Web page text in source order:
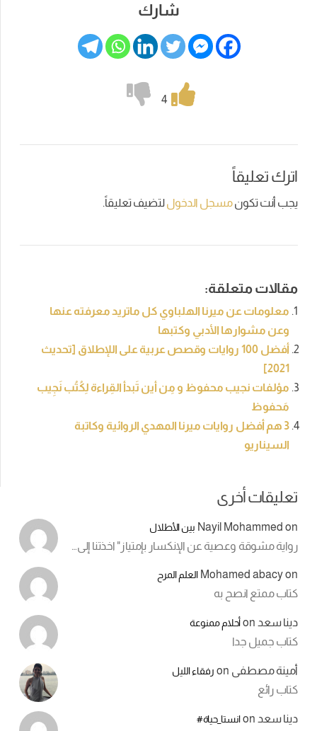
شارك
4
اترك تعليقاً
يجب أنت تكونمسجل الدخوللتضيف تعليقاً.
مقالات متعلقة:
معلومات عن ميرنا الهلباوي كل ماتريد معرفته عنها
وعن مشوارها الأدبي وكتبها
أفضل 100 روايات وقصص عربية على اللإطلاق [تحديث
2021]
مؤلفات نجيب محفوظ و مِن أين تَبدأ القِراءة لِكُتُب نَجِيب
مَحفوظ
3 هم أفضل روايات ميرنا المهدي الروائية وكاتبة
السيناريو
تعليقات أخرى
Nayil Mohammed on بين الأطلال
رواية مشوقة وعصية عن الإنكسار بإمتياز" اخذتنا إلى…
Mohamed abacyon العلم المرح
كتاب ممتع انصح به
دينا سعد onأحلام ممنوعة
كتاب جميل جدا
أمينة مصطفى on رفقاء الليل
كتاب رائع
دينا سعد onانستا_حياة#